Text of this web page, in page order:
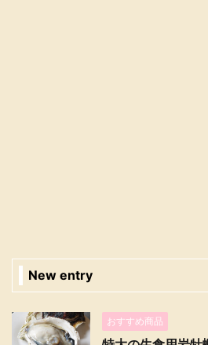
New entry
おすすめ商品